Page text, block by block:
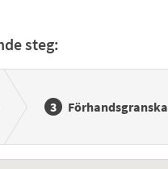
steg:
Förhandsgranska